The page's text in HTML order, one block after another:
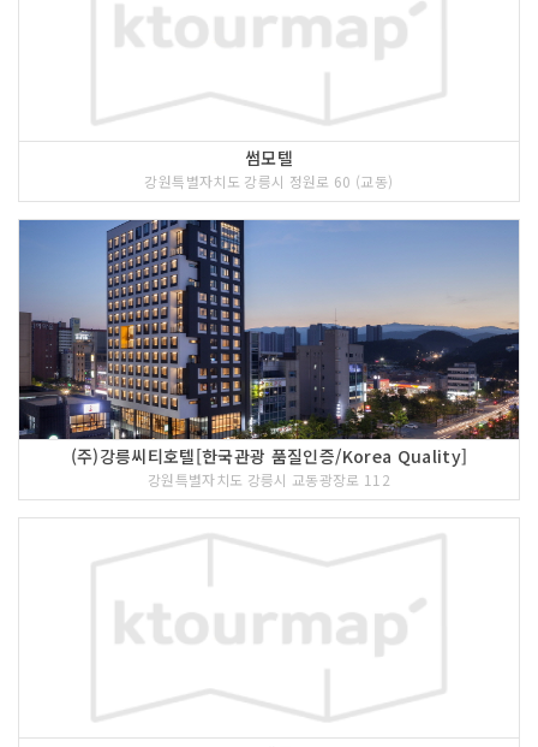
썸모텔
강원특별자치도 강릉시 정원로 60 (교동)
(주)강릉씨티호텔[한국관광 품질인증/Korea Quality]
강원특별자치도 강릉시 교동광장로 112